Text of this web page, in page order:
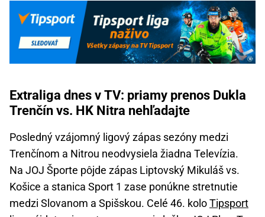
Extraliga dnes v TV: priamy prenos Dukla
Trenčín vs. HK Nitra nehľadajte
Posledný vzájomný ligový zápas sezóny medzi
Trenčínom a Nitrou neodvysiela žiadna Televízia.
Na JOJ Športe pôjde zápas Liptovský Mikuláš vs.
Košice a stanica Sport 1 zase ponúkne stretnutie
medzi Slovanom a Spišskou. Celé 46. koloTipsport